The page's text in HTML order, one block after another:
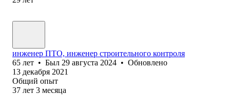
инженер ПТО, инженер строительного контроля
65 лет • Был 29 августа 2024 • Обновлено
13 декабря 2021
Общий опыт
37 лет 3 месяца